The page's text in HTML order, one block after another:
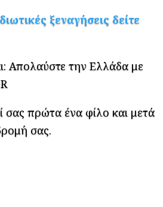
ξεναγήσεις δείτε
Απολαύστε την Ελλάδα με
σας πρώτα ένα φίλο και μετά
σας.